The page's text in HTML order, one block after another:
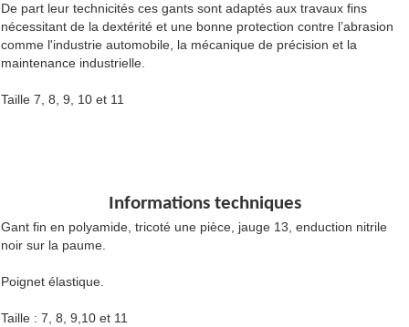
De part leur technicités ces gants sont adaptés aux travaux fins
nécessitant de la dextérité et une bonne protection contre l’abrasion
comme l'industrie automobile, la mécanique de précision et la
maintenance industrielle.
Taille 7, 8, 9, 10 et 11
Informations techniques
Gant fin en polyamide, tricoté une pièce, jauge 13, enduction nitrile
noir sur la paume.
Poignet élastique.
Taille : 7, 8, 9,10 et 11